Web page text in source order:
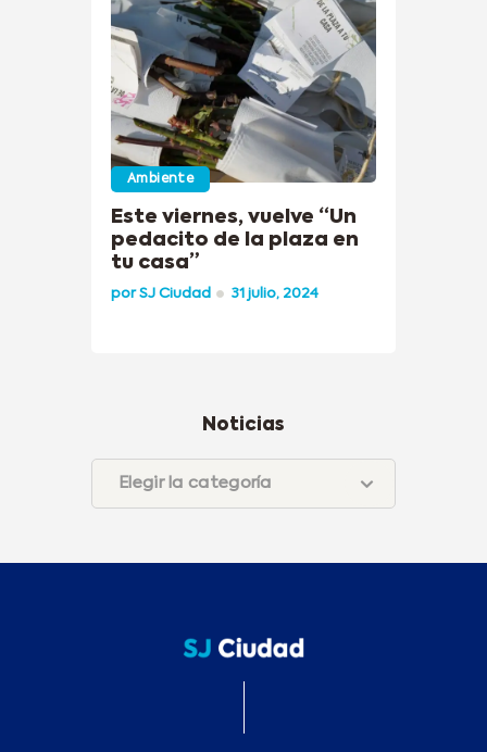
Ambiente
Este viernes, vuelve “Un
pedacito de la plaza en
tu casa”
porSJ Ciudad 31 julio, 2024
Noticias